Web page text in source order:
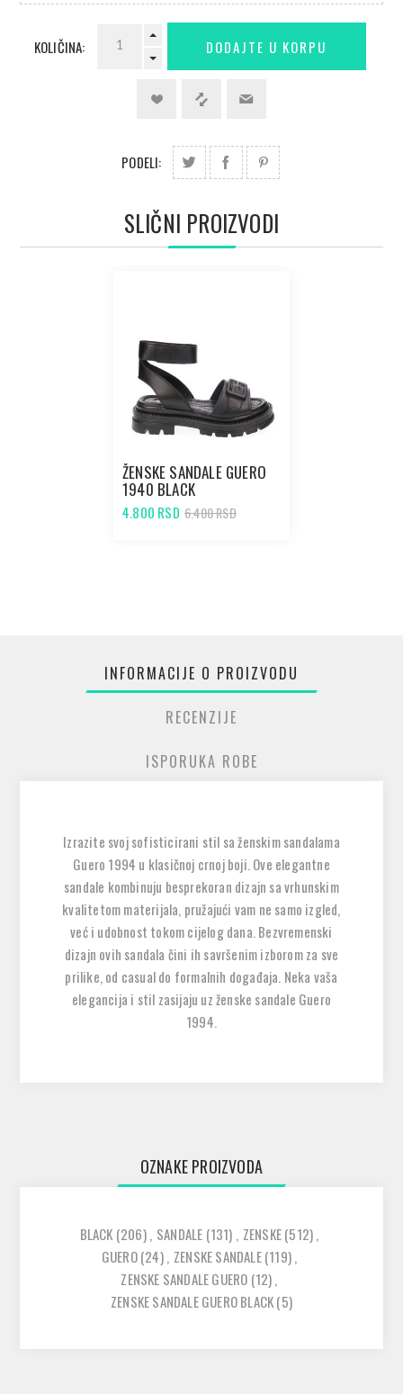
KOLIČINA:
PODELI:
SLIČNI PROIZVODI
ŽENSKE SANDALE GUERO
1940 BLACK
4.800 RSD 6.400 RSD
INFORMACIJE O PROIZVODU
RECENZIJE
ISPORUKA ROBE
Izrazite svoj sofisticirani stil sa ženskim sandalama
Guero 1994 u klasičnoj crnoj boji. Ove elegantne
sandale kombinuju besprekoran dizajn sa vrhunskim
kvalitetom materijala, pružajući vam ne samo izgled,
već i udobnost tokom cijelog dana. Bezvremenski
dizajn ovih sandala čini ih savršenim izborom za sve
prilike, od casual do formalnih događaja. Neka vaša
elegancija i stil zasijaju uz ženske sandale Guero
1994.
OZNAKE PROIZVODA
BLACK (206), SANDALE (131) , ZENSKE(512),
GUERO(24), ZENSKE SANDALE(119),
ZENSKE SANDALE GUERO (12),
ZENSKE SANDALE GUERO BLACK(5)